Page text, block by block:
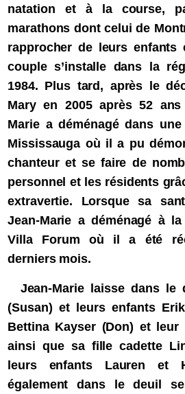
natation et à la course,
marathons dont celui de
rapprocher de leurs enfants
couple s’installe dans la
1984. Plus tard, après le
Mary en 2005 après 52
Marie a déménagé dans
Mississauga où il a pu
chanteur et se faire de
personnel et les résidents
extravertie. Lorsque sa
Jean-Marie a déménagé à
Villa Forum où il a été
derniers mois.
Jean-Marie laisse dans le
(Susan) et leurs enfants
Bettina Kayser (Don) et leur
ainsi que sa fille cadette
leurs enfants Lauren et
également dans le deuil